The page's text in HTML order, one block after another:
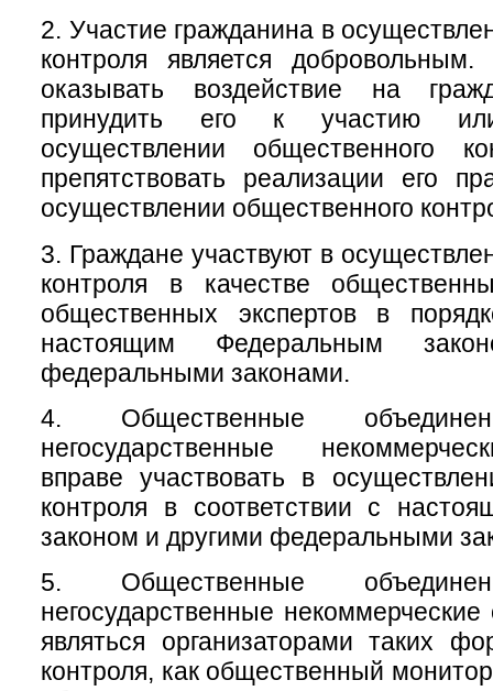
2. Участие гражданина в
контроля является
оказывать воздействие на
принудить его к участию
осуществлении общественного
препятствовать реализации его
осуществлении общественного
3. Граждане участвуют в
контроля в качестве
общественных экспертов в
настоящим Федеральным
федеральными законами.
4. Общественные
негосударственные
вправе участвовать в
контроля в соответствии с
законом и другими федеральными
5. Общественные
негосударственные некоммерческие
являться организаторами таких
контроля, как общественный